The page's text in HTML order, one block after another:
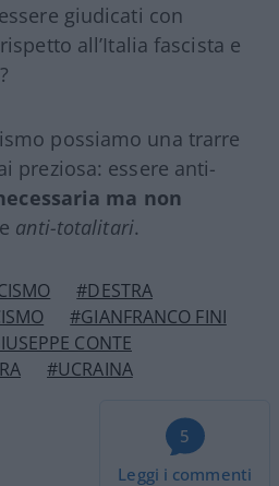
giudicati con
all’Italia fascista e
possiamo una trarre
preziosa: essere anti-
ma non
anti-totalitari.
#DESTRA
#GIANFRANCO FINI
CONTE
#UCRAINA
5
Leggi i commenti